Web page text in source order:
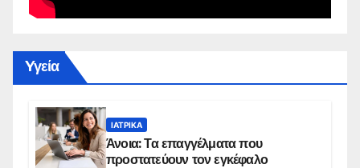
Yγεία
ΙΑΤΡΙΚΆ
Άνοια: Τα επαγγέλματα που
προστατεύουν τον εγκέφαλο